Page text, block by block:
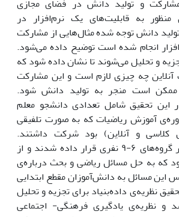
مشارکت و تولید دانش در فضای مجازی
منظور به قابلیت‌های یک نرم‌افزار در
دانش توجه شده مثال‌هایی از مشارکت
انجام شده است توضیح داده می‌شود.
و تحلیل می‌شوند تا نشان داده شود که
آنلاین چه چیزی لازم است و این مشارکت
است منجر به تولید دانش شود.
این تحقیق شامل تعدادی دانشجو معلم
آموزش ریاضیات که به صورت تلفیقی
کلاسی و آنلاین) بود شرکت داشتند.
گروه‌های ۹-۶ نفری قرار داده شدند و از
که به حل مساﺋل ریاضی و بحث درباره‌ی
این مساﺋل به دانش‌آموزان مقطع ابتدایی
نظریه‌ی داده‌بنیاد برای تجزیه و تحلیل
و نظریه‌ی یادگیری فرهنگی- اجتماعی